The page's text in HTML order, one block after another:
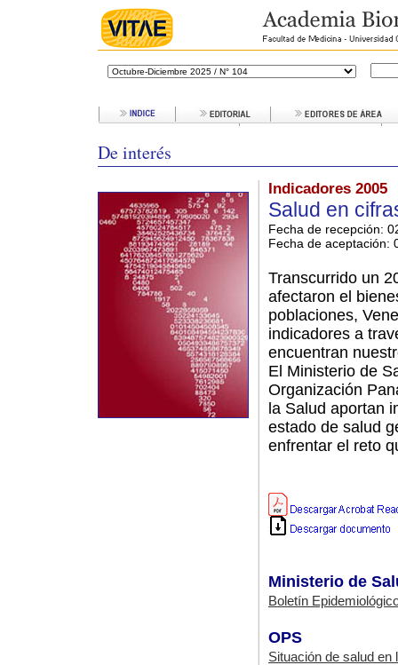
De interés
Indicadores 2005
Salud en
Fecha de recepción:
Fecha de aceptación:
Transcurrido un
afectaron el
poblaciones,
indicadores a
encuentran
El Ministerio de
Organización
la Salud aportan
estado de salud
enfrentar el reto
Ministerio de
Boletín
OPS
Situación de salud